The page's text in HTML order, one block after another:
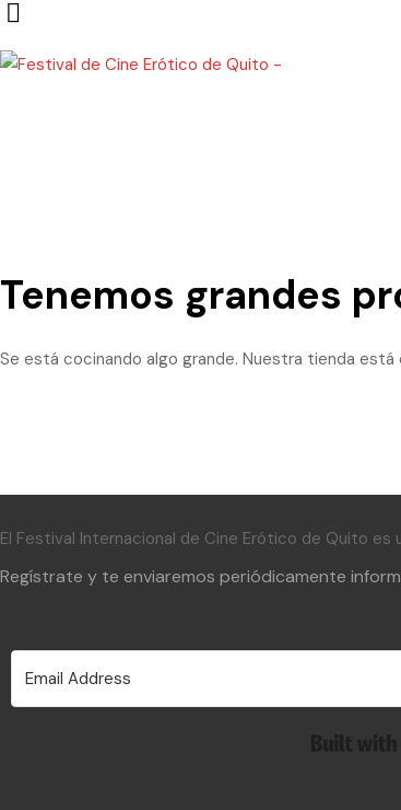
Tenemos grandes
Se está cocinando algo grande. Nuestra tienda
El Festival Internacional de Cine Erótico de Quito
Regístrate y te enviaremos periódicamente